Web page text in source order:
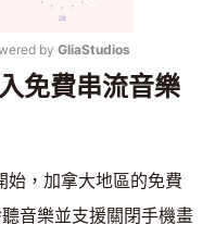
Mute
by GliaStudios
免費串流音樂
始，加拿大地區的免費
音樂並支援關閉手機畫